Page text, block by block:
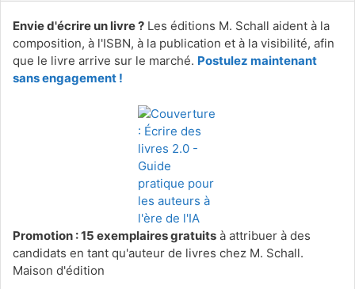
Envie d'écrire un livre ? Les éditions M. Schall aident à la
composition, à l'ISBN, à la publication et à la visibilité, afin
que le livre arrive sur le marché. Postulez maintenant
sans engagement !
Promotion : 15 exemplaires gratuits à attribuer à des
candidats en tant qu'auteur de livres chez M. Schall.
Maison d'édition